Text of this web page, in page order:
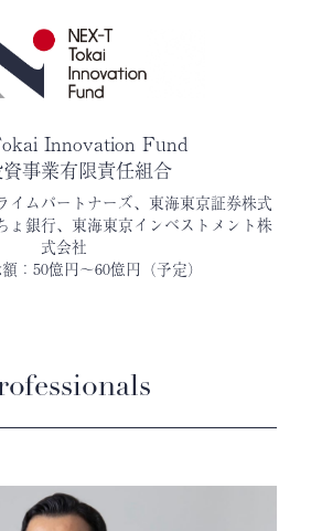
Innovation Fund
事業有限責任組合
イムパートナーズ、東海東京証券株式
ょ銀行、東海東京インベストメント株
式会社
：50億円～60億円（予定）